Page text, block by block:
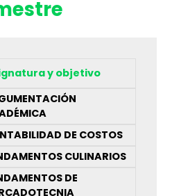
y objetivo
DE COSTOS
CULINARIOS
DE